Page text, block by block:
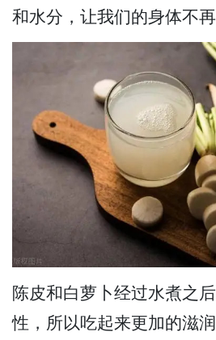
和水分，让我们的身体不再
陈皮和白萝卜经过水煮之
性，所以吃起来更加的滋